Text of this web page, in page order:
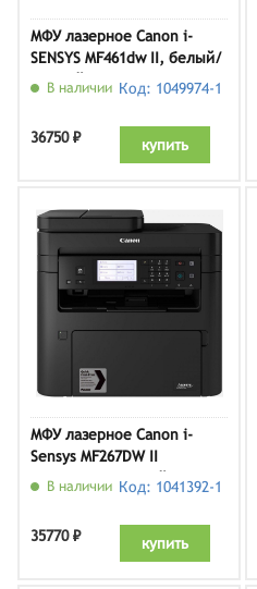
МФУ лазерное Canon i-
SENSYS MF461dw II, белый/
черный
В наличии Код: 1049974-1
36750 ₽ купить
МФУ лазерное Canon i-
Sensys MF267DW II
(5938C008), черный
В наличии Код: 1041392-1
35770 ₽ купить